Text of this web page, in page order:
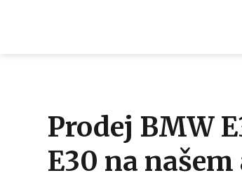
Prodej BMW
E30 na